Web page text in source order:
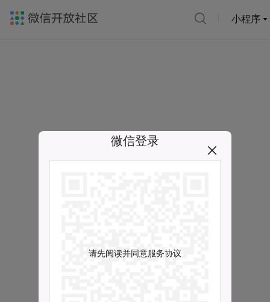
小程序
微信登录
请先阅读并同意服务协议